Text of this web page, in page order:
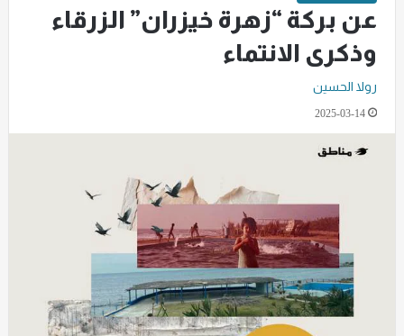
عن بركة “زهرة خيزران” الزرقاء
وذكرى الانتماء
رولا الحسين
2025-03-14